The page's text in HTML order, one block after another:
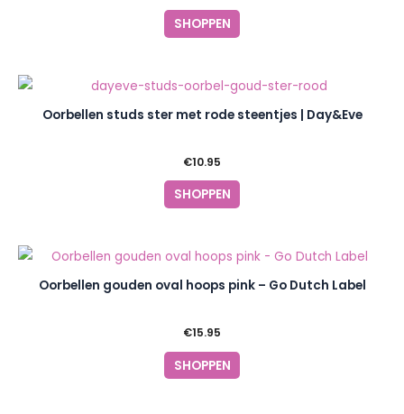
SHOPPEN
Oorbellen studs ster met rode steentjes | Day&Eve
€10.95
SHOPPEN
Oorbellen gouden oval hoops pink – Go Dutch Label
€15.95
SHOPPEN